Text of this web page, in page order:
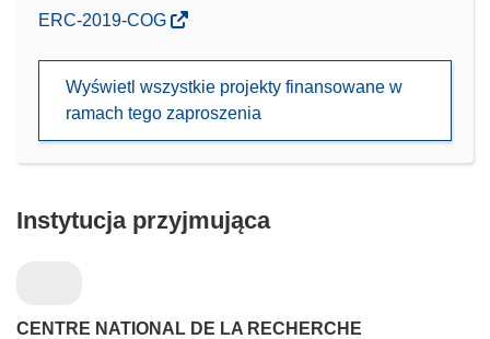
(odnośnik
nowym
ERC-2019-COG
Wyświetl wszystkie projekty finansowane w
ramach tego zaproszenia
Instytucja przyjmująca
CENTRE NATIONAL DE LA RECHERCHE